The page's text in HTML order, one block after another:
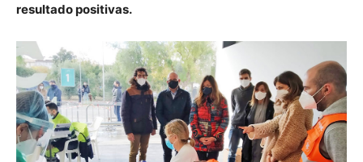
resultado positivas.